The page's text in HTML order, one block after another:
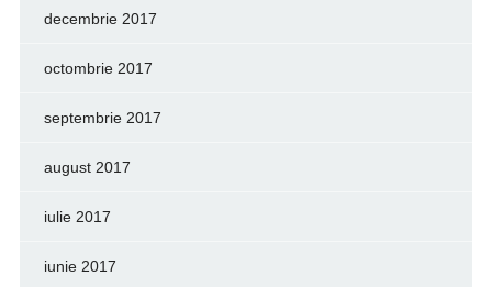
decembrie 2017
octombrie 2017
septembrie 2017
august 2017
iulie 2017
iunie 2017